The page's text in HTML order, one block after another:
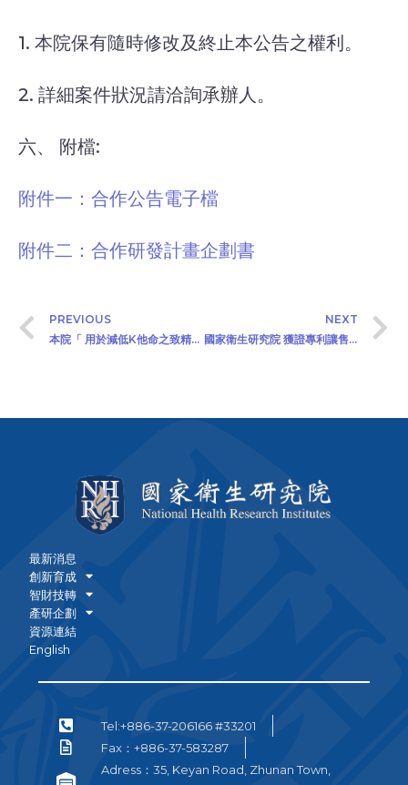
1. 本院保有隨時修改及終止本公告之權利。
2. 詳細案件狀況請洽詢承辦人。
六、 附檔:
附件一：合作公告電子檔
附件二：合作研發計畫企劃書
PREVIOUS
本院「 用於減低K他命之致精神病狀副作用及成癮疾患的方法與組成物」公開徵求產學合作或技術移轉廠商(2026/01/05)
NEXT
國家衛生研究院 獲證專利讓售公告 (2026/02/02)
最新消息
創新育成
智財技轉
產研企劃
資源連結
English
Tel:+886-37-206166 #33201
Fax：+886-37-583287
Adress：35, Keyan Road, Zhunan Town,